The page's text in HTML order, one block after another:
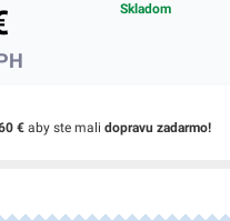
Skladom
€aby ste mali dopravu zadarmo!